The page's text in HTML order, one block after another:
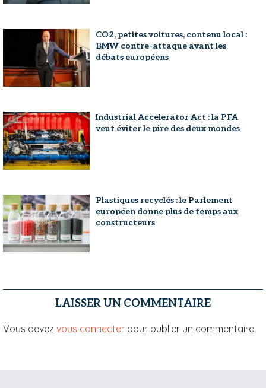
CO2, petites voitures, contenu local :
BMW contre-attaque avant les
débats européens
Industrial Accelerator Act : la PFA
veut éviter le pire des deux mondes
Plastiques recyclés : le Parlement
européen donne plus de temps aux
constructeurs
LAISSER UN COMMENTAIRE
Vous devez vous connecter pour publier un commentaire.